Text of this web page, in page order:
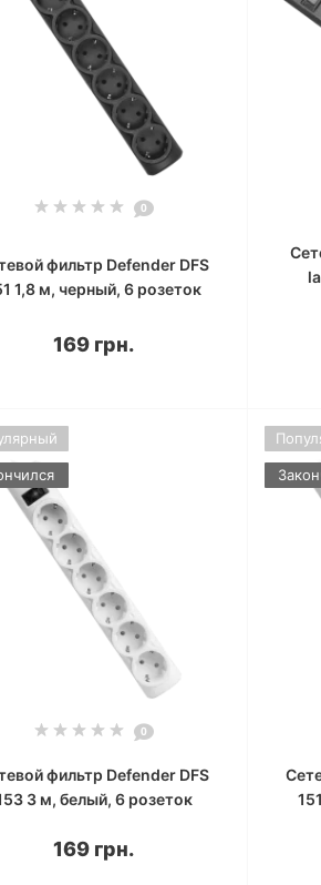
0
фильтр Defender DFS
1,8 м, черный, 6 розеток
169 грн.
0
фильтр Defender DFS
3 м, белый, 6 розеток
169 грн.